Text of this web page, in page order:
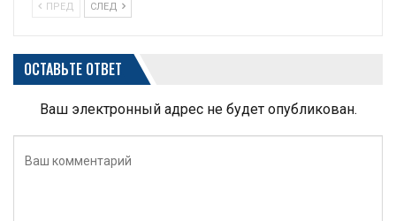
ПРЕД СЛЕД
ОСТАВЬТЕ ОТВЕТ
Ваш электронный адрес не будет опубликован.